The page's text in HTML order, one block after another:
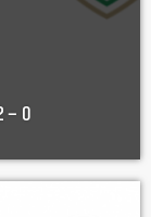
– 0